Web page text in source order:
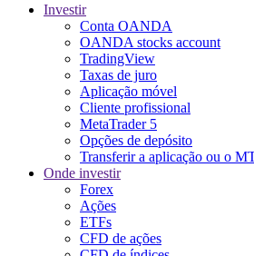
Investir
Conta OANDA
OANDA stocks account
TradingView
Taxas de juro
Aplicação móvel
Cliente profissional
MetaTrader 5
Opções de depósito
Transferir a aplicação ou o
Onde investir
Forex
Ações
ETFs
CFD de ações